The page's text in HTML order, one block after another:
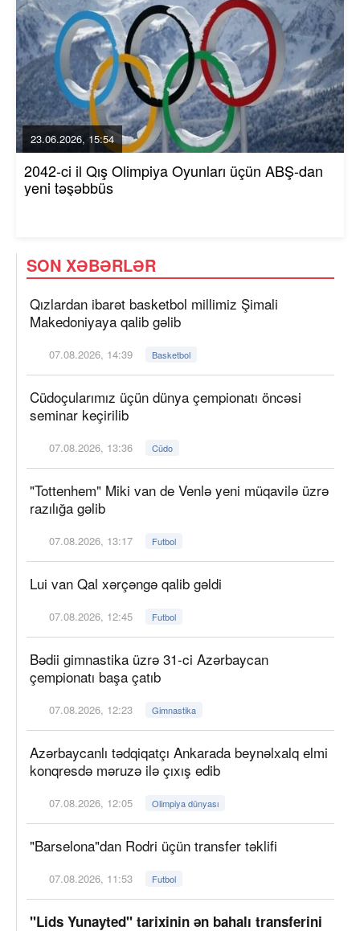
23.06.2026, 15:54
2042-ci il Qış Olimpiya Oyunları üçün ABŞ-dan
yeni təşəbbüs
SON XƏBƏRLƏR
Qızlardan ibarət basketbol millimiz Şimali
Makedoniyaya qalib gəlib
07.08.2026, 14:39 Basketbol
Cüdoçularımız üçün dünya çempionatı öncəsi
seminar keçirilib
07.08.2026, 13:36 Cüdo
"Tottenhem" Miki van de Venlə yeni müqavilə üzrə
razılığa gəlib
07.08.2026, 13:17 Futbol
Lui van Qal xərçəngə qalib gəldi
07.08.2026, 12:45 Futbol
Bədii gimnastika üzrə 31-ci Azərbaycan
çempionatı başa çatıb
07.08.2026, 12:23 Gimnastika
Azərbaycanlı tədqiqatçı Ankarada beynəlxalq elmi
konqresdə məruzə ilə çıxış edib
07.08.2026, 12:05 Olimpiya dünyası
"Barselona"dan Rodri üçün transfer təklifi
07.08.2026, 11:53 Futbol
"Lids Yunayted" tarixinin ən bahalı transferini